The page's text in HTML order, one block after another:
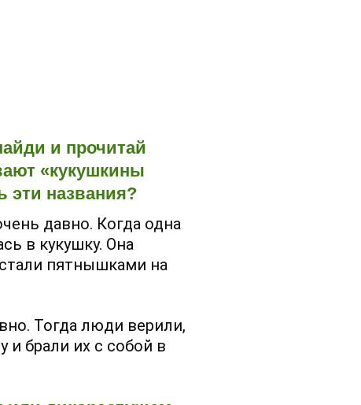
и прочитай
«кукушкины
эти названия?
давно. Когда одна
в кукушку. Она
пятнышками на
Тогда люди верили,
и брали их с собой в